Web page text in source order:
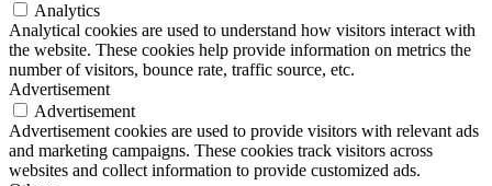
60x20
60x9(0)
65 Litri(0)
6x11x16 (0)
6x20
7,14 cm(0)
7,7x15,3x5h(0)
7,9 cm(0)
Analytics
Analytical cookies are used to understand how visitors interact with
the website. These cookies help provide information on metrics the
number of visitors, bounce rate, traffic source, etc.
Advertisement
Advertisement
Advertisement cookies are used to provide visitors with relevant ads
and marketing campaigns. These cookies track visitors across
websites and collect information to provide customized ads.